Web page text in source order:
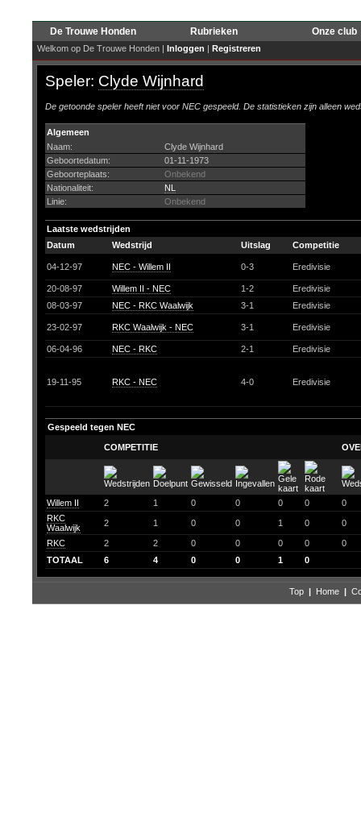
De Trouwe Honden Rubrieken Onze club
Welkom op De Trouwe Honden | Inloggen | Registreren
Speler: Clyde Wijnhard
De getoonde speler heeft niet voor NEC gespeeld. De statistieken zijn alleen
Algemeen
Naam:
Clyde Wijnhard
Geboortedatum:
01-11-1973
Geboorteplaats:
Onbekend
Nationaliteit:
NL
Linie:
Onbekend
Laatste wedstrijden
Datum
Wedstrijd Uitslag Competitie
04-12-97 NEC - Willem II 0-3 Eredivisie
20-08-97 Willem II - NEC 1-2
Eredivisie
08-03-97
NEC - RKC Waalwijk 3-1 Eredivisie
23-02-97 RKC Waalwijk - NEC 3-1 Eredivisie
06-04-96 NEC - RKC 2-1 Eredivisie
19-11-95 RKC - NEC 4-0 Eredivisie
Gespeeld tegen NEC
COMPETITIE
Willem II 2 1 0 0 0 0
0
RKC
Waalwijk
2 1 0 0 1 0 0
RKC 2 2 0 0 0 0
0
TOTAAL
6 4 0 0 1 0
Top | Home |